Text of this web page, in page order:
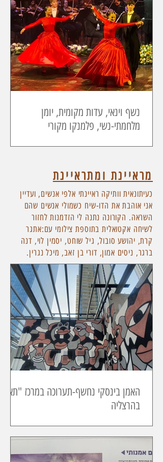
נשף וינאי, עדות מקומית, יומן
מלחמתי-נשי, פלמנקו מקורי
מראיינת ומתראיינת
כעיתונאית וותיקה ראיינתי אלפי אנשים, ועדיין
אני אוהבת את הדו-שיח כשמולי אנשים שהם
השראה. הקורונה נתנה לי הזדמנות לחזור
לשיחה אקטואלית בתוספת צילומי עם:אתגר
קרת, יהושע סובול, גיל שוחט, יסמין לוי, דנה
ברגר, ניסים אמון, דורי בן זאב, מיכל נגרין.
האמן בינסקי נחשף-תערוכה במרכז "תאו"
בהרצליה